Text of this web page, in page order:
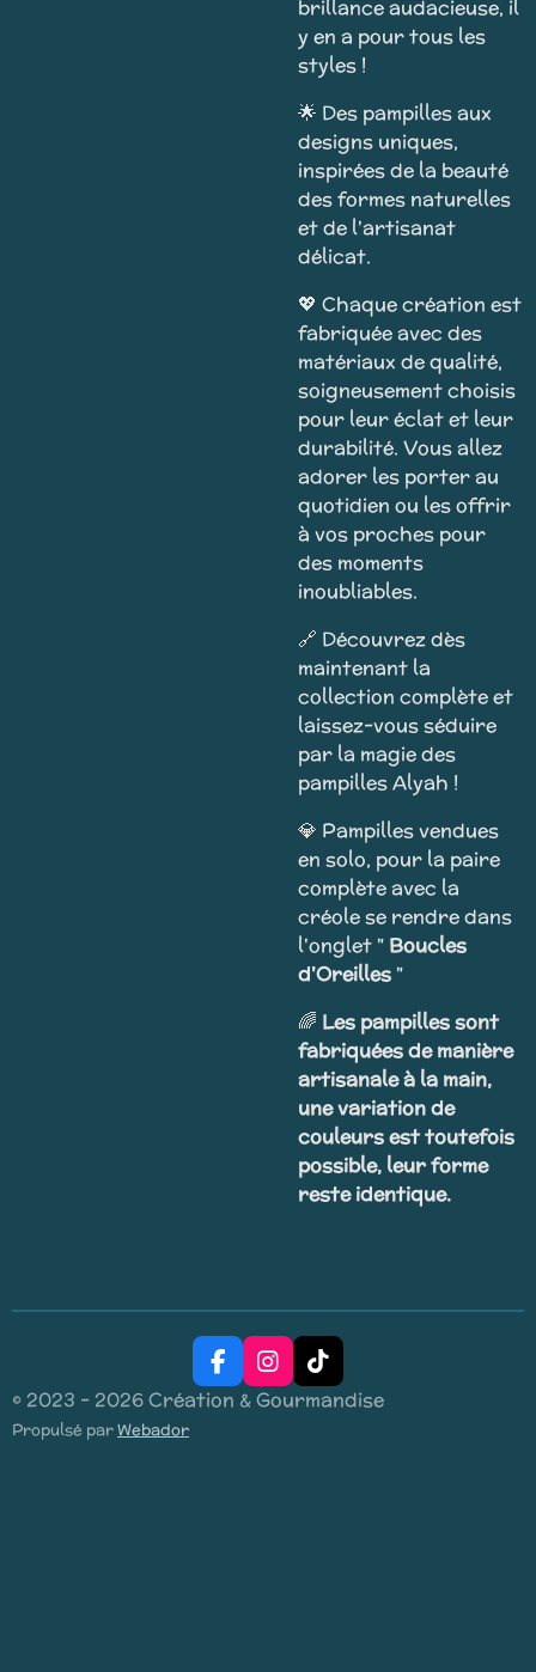
brillance audacieuse, il
y en a pour tous les
styles !
🌟 Des pampilles aux
designs uniques,
inspirées de la beauté
des formes naturelles
et de l'artisanat
délicat.
💖 Chaque création est
fabriquée avec des
matériaux de qualité,
soigneusement choisis
pour leur éclat et leur
durabilité. Vous allez
adorer les porter au
quotidien ou les offrir
à vos proches pour
des moments
inoubliables.
🔗 Découvrez dès
maintenant la
collection complète et
laissez-vous séduire
par la magie des
pampilles Alyah !
💎 Pampilles vendues
en solo, pour la paire
complète avec la
créole se rendre dans
l'onglet " Boucles
d'Oreilles "
🌈 Les pampilles sont
fabriquées de manière
artisanale à la main,
une variation de
couleurs est toutefois
possible, leur forme
reste identique.
F
a
c
I
n
s
T
i
k
© 2023 - 2026 Création & Gourmandise
Propulsé parWebador